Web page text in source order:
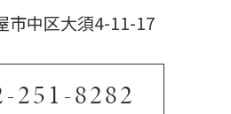
市中区大須4-11-17
251-8282